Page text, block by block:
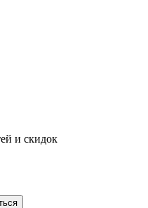
и скидок